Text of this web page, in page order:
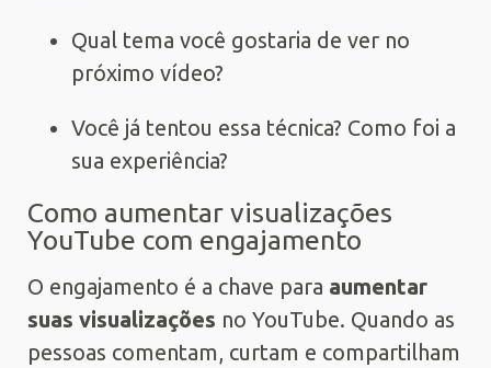
Qual tema você gostaria de ver no
próximo vídeo?
Você já tentou essa técnica? Como foi a
sua experiência?
Como aumentar visualizações
YouTube com engajamento
O engajamento é a chave para aumentar
suas visualizações no YouTube. Quando as
pessoas comentam, curtam e compartilham